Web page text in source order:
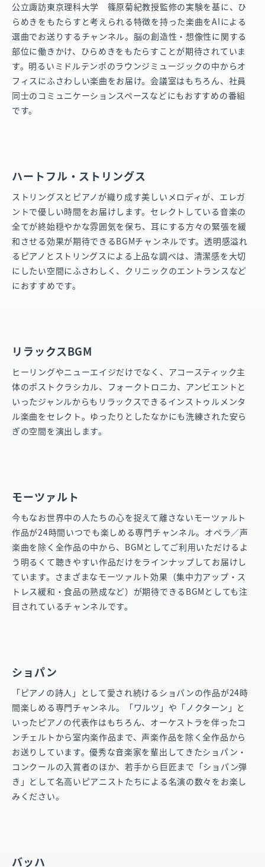
公立諏訪東京理科大学 篠原菊紀教授監修の実験を基に、ひ
らめきをもたらすと考えられる特徴を持った楽曲をAIによる
選曲でお送りするチャンネル。脳の創造性・想像性に関する
部位に働きかけ、ひらめきをもたらすことが期待されていま
す。明るいミドルテンポのラウンジミュージックの中からオ
フィスにふさわしい楽曲をお届け。会議室はもちろん、社員
同士のコミュニケーションスペースなどにもおすすめの番組
です。
ハートフル・ストリングス
ストリングスとピアノが織り成す美しいメロディが、エレガ
ントで優しい時間をお届けします。セレクトしている音楽の
全てが終始穏やかな雰囲気を保ち、耳にする方々の緊張を緩
和させる効果が期待できるBGMチャンネルです。透明感溢れ
るピアノとストリングスによる上品な調べは、清潔感を大切
にしたい空間にふさわしく、クリニックのエントランスなど
におすすめです。
リラックスBGM
ヒーリングやニューエイジだけでなく、アコースティック主
体のポストクラシカル、フォークトロニカ、アンビエントと
いったジャンルからもリラックスできるインストゥルメンタ
ル楽曲をセレクト。ゆったりとしたなかにも洗練された安ら
ぎの空間を演出します。
モーツァルト
今もなお世界中の人たちの心を捉えて離さないモーツァルト
作品が24時間いつでも楽しめる専門チャンネル。オペラ／声
楽曲を除く全作品の中から、BGMとしてご利用いただけるよ
う明るくて聴きやすい作品だけをラインナップしてお届けし
ています。さまざまなモーツァルト効果（集中力アップ・ス
トレス緩和・食品の熟成など）が期待できるBGMとしても注
目されているチャンネルです。
ショパン
「ピアノの詩人」として愛され続けるショパンの作品が24時
間楽しめる専門チャンネル。「ワルツ」や「ノクターン」と
いったピアノの代表作はもちろん、オーケストラを伴ったコ
ンチェルトから室内楽作品まで、声楽作品を除く全作品から
お送りしています。優秀な音楽家を輩出してきたショパン・
コンクールの入賞者のほか、若手から巨匠まで「ショパン弾
き」として名高いピアニストたちによる名演の数々をお楽し
みください。
バッハ